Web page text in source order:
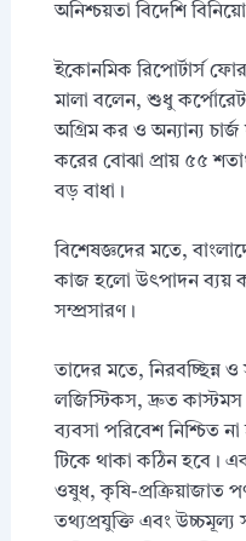
অনিশ্চয়তা বিদেশি
ইকোনমিক রিপোর্টার্স
মালা বলেন, শুধু কর্পোরেট
অগ্রিম কর ও অন্যান্য
করের বোঝা প্রায় ৫৫
বড় বাধা।
বিশেষজ্ঞদের মতে,
কাজ হলো উৎপাদন ব্যয়
সম্প্রসারণ।
তাদের মতে, নিরবচ্ছিন্ন ও
লজিস্টিকস, দ্রুত কাস্টমস
ব্যবসা পরিবেশ নিশ্চিত
টিকে থাকা কঠিন হবে।
ওষুধ, কৃষি-প্রক্রিয়াজাত
তথ্যপ্রযুক্তি এবং উচ্চমূল্য